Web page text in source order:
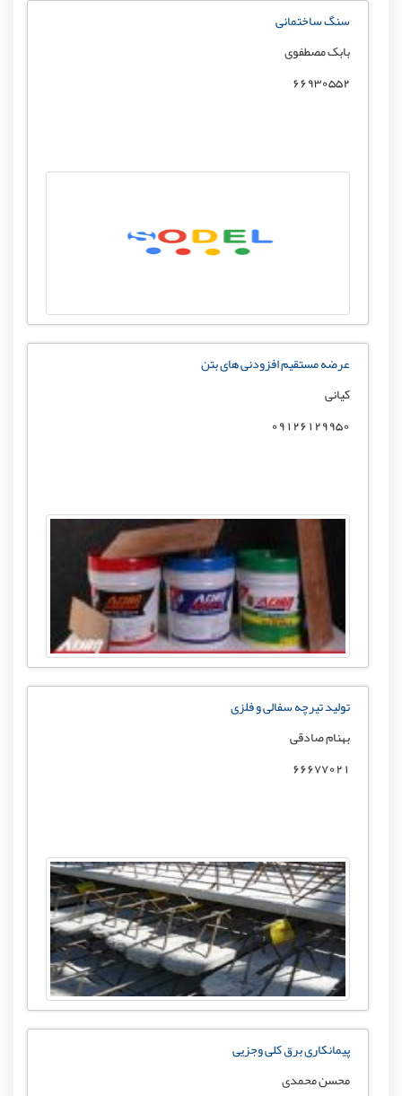
سنگ ساختمانی
بابک مصطفوی
66930552
عرضه مستقیم افزودنی های بتن
کیانی
09126129950
تولید تیرچه سفالی و فلزی
بهنام صادقی
66677021
پیمانکاری برق کلی وجزیی
محسن محمدی